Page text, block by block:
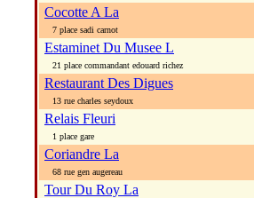
Cocotte A La
7 place sadi carnot
Estaminet Du Musee L
21 place commandant edouard richez
Restaurant Des Digues
13 rue charles seydoux
Relais Fleuri
1 place gare
Coriandre La
68 rue gen augereau
Tour Du Roy La